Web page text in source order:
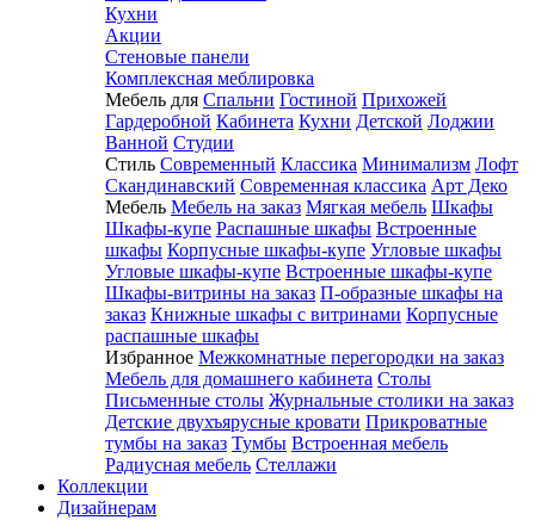
Кухни
Акции
Стеновые панели
Комплексная меблировка
Мебель для Спальни Гостиной Прихожей
Гардеробной Кабинета Кухни Детской Лоджии
Ванной Студии
Стиль Современный Классика Минимализм Лофт
Скандинавский Современная классика Арт Деко
Мебель Мебель на заказ Мягкая мебель Шкафы
Шкафы-купе Распашные шкафы Встроенные
шкафы Корпусные шкафы-купе Угловые шкафы
Угловые шкафы-купе Встроенные шкафы-купе
Шкафы-витрины на заказ П-образные шкафы на
заказ Книжные шкафы с витринами Корпусные
распашные шкафы
Избранное Межкомнатные перегородки на заказ
Мебель для домашнего кабинета Столы
Письменные столы Журнальные столики на заказ
Детские двухъярусные кровати Прикроватные
тумбы на заказ Тумбы Встроенная мебель
Радиусная мебель Стеллажи
Коллекции
Дизайнерам